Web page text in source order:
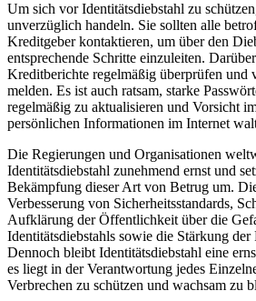
Um‍ sich vor Identitätsdiebstahl ‍zu‌
unverzüglich handeln. Sie sollten alle
Kreditgeber kontaktieren, um über den
entsprechende Schritte einzuleiten.
Kreditberichte regelmäßig überprüfen und
melden. Es ist auch ratsam, starke
regelmäßig⁣ zu aktualisieren und Vorsicht
persönlichen Informationen im⁣ Internet
Die Regierungen und Organisationen
Identitätsdiebstahl zunehmend ernst und
Bekämpfung dieser ⁤Art von Betrug um.
Verbesserung von Sicherheitsstandards,
Aufklärung der Öffentlichkeit ​über die
Identitätsdiebstahls ‍sowie die Stärkung der
Dennoch bleibt Identitätsdiebstahl⁢ eine
es liegt ‍in der Verantwortung jedes
Verbrechen zu schützen​ und wachsam zu